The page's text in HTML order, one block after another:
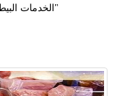
"الخدمات